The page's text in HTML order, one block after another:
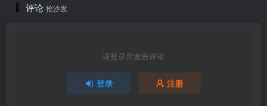
评论 抢沙发
请登录后发表评论
登录 注册